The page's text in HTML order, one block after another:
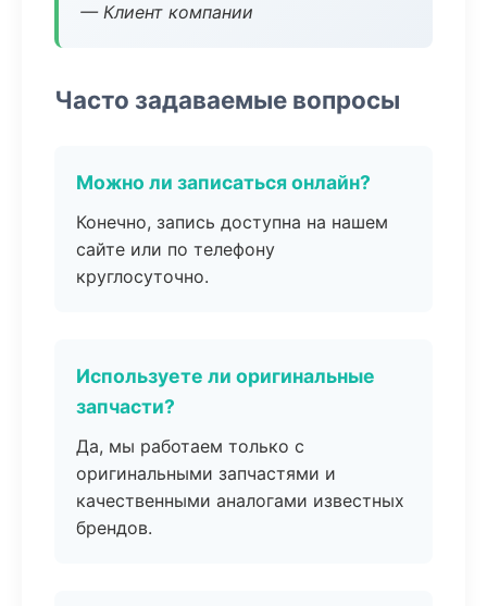
— Клиент компании
Часто задаваемые вопросы
Можно ли записаться онлайн?
Конечно, запись доступна на нашем
сайте или по телефону
круглосуточно.
Используете ли оригинальные
запчасти?
Да, мы работаем только с
оригинальными запчастями и
качественными аналогами известных
брендов.